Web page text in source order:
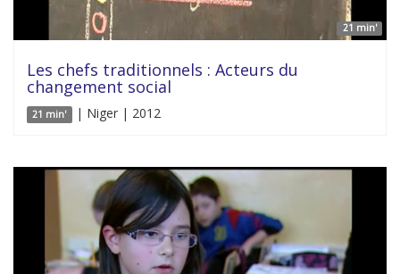
21 min'
Les chefs traditionnels : Acteurs du
changement social
21 min' | Niger | 2012